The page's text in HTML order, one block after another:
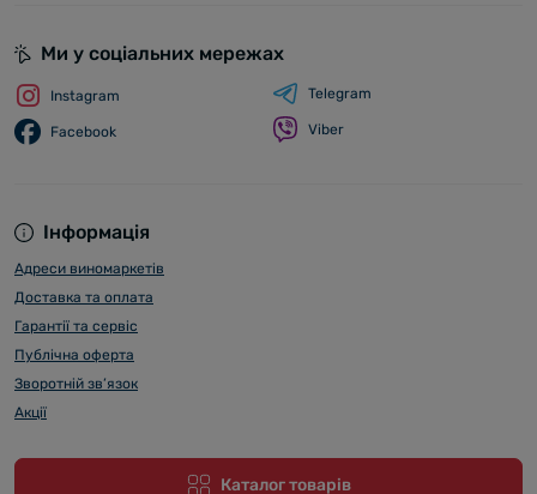
Інформація
Адреси виномаркетів
Доставка та оплата
Гарантії та сервіс
Публічна оферта
Зворотній зв’язок
Акції
Каталог товарів
Ми у соціальних мережах
Instagram
Facebook
Telegram
Viber